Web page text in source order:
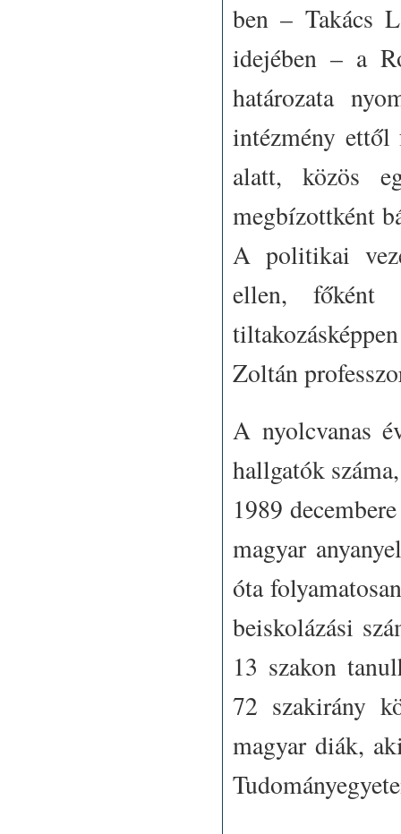
ben – Takács
idejében – a
határozata
intézmény ettől
alatt, közös
megbízottként
A politikai
ellen, főként
Zoltán
A nyolcvanas
hallgatók
1989
magyar
óta
beiskolázási
13 szakon
72 szakirány
magyar diák,